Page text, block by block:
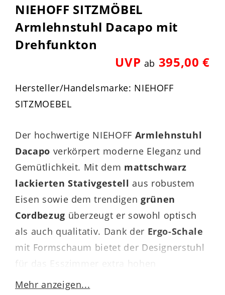
NIEHOFF SITZMÖBEL
Armlehnstuhl Dacapo mit
Drehfunkton
UVP ab 395,00 €
Hersteller/Handelsmarke: NIEHOFF
SITZMOEBEL
Der hochwertige NIEHOFF Armlehnstuhl
Dacapo verkörpert moderne Eleganz und
Gemütlichkeit. Mit dem mattschwarz
lackierten Stativgestell aus robustem
Eisen sowie dem trendigen grünen
Cordbezug überzeugt er sowohl optisch
als auch qualitativ. Dank der Ergo-Schale
mit Formschaum bietet der Designerstuhl
für das Esszimmer extra hohen
Sitzkomfort.
Mehr anzeigen...